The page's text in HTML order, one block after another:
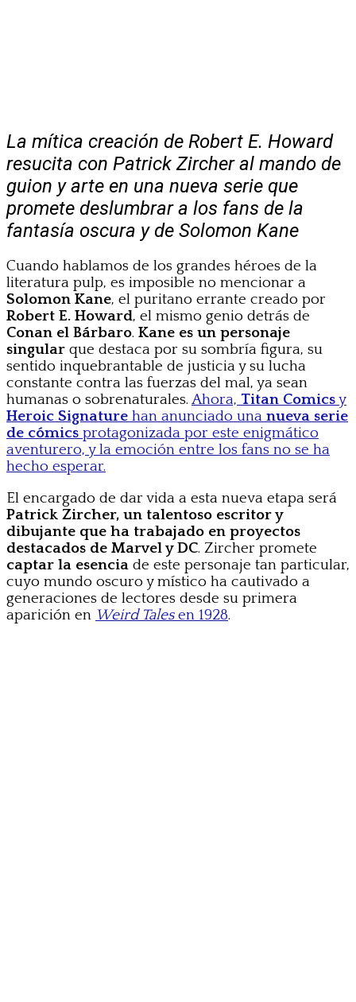
La mítica creación de Robert E. Howard
resucita con Patrick Zircher al mando de
guion y arte en una nueva serie que
promete deslumbrar a los fans de la
fantasía oscura y de Solomon Kane
Cuando hablamos de los grandes héroes de la
literatura pulp, es imposible no mencionar a
Solomon Kane, el puritano errante creado por
Robert E. Howard, el mismo genio detrás de
Conan el Bárbaro. Kane es un personaje
singular que destaca por su sombría figura, su
sentido inquebrantable de justicia y su lucha
constante contra las fuerzas del mal, ya sean
humanas o sobrenaturales. Ahora, Titan Comicsy
Heroic Signature han anunciado una nueva serie
de cómics protagonizada por este enigmático
aventurero, y la emoción entre los fans no se ha
hecho esperar.
El encargado de dar vida a esta nueva etapa será
Patrick Zircher, un talentoso escritor y
dibujante que ha trabajado en proyectos
destacados de Marvel y DC. Zircher promete
captar la esencia de este personaje tan particular,
cuyo mundo oscuro y místico ha cautivado a
generaciones de lectores desde su primera
aparición en Weird Talesen 1928.